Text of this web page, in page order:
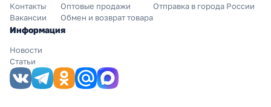
Контакты
Вакансии
Оптовые продажи
Обмен и возврат товара
Отправка в города России
Информация
Новости
Статьи